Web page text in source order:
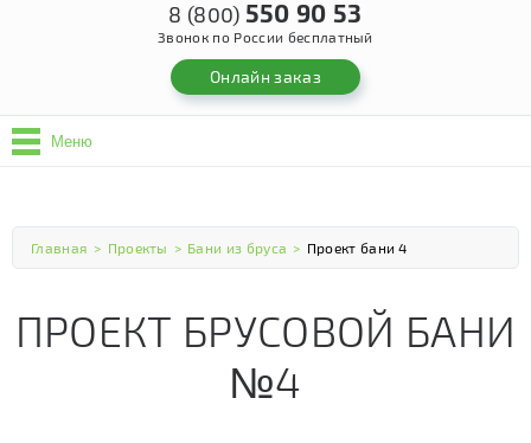
8 (800) 550 90 53
Звонок по России бесплатный
Онлайн заказ
Меню
Главная > Проекты > Бани из бруса > Проект бани 4
ПРОЕКТ БРУСОВОЙ БАНИ
№4